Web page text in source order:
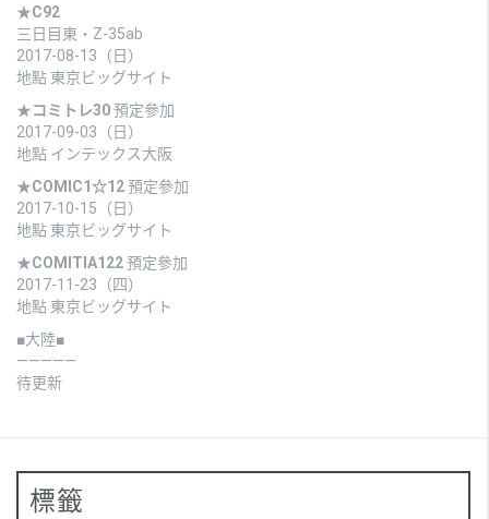
★C92
三日目東・Z-35ab
2017-08-13（日）
地點 東京ビッグサイト
★コミトレ30預定參加
2017-09-03（日）
地點 インテックス大阪
★COMIC1☆12預定參加
2017-10-15（日）
地點 東京ビッグサイト
★COMITIA122預定參加
2017-11-23（四）
地點 東京ビッグサイト
■大陸■
—————
待更新
標籤